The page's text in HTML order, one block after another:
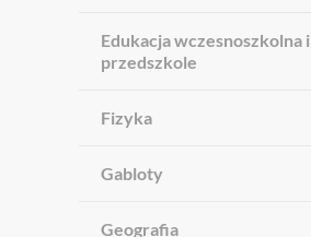
Edukacja wczesnoszkolna i
przedszkole
Fizyka
Gabloty
Geografia